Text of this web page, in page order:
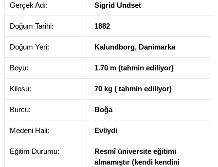
Gerçek Adı: Sigrid Undset
Doğum Tarihi: 1882
Doğum Yeri: Kalundborg, Danimarka
Boyu: 1.70 m (tahmin ediliyor)
Kilosu: 70 kg ( tahmin ediliyor)
Burcu: Boğa
Medeni Hali: Evliydi
Eğitim Durumu:
Resmî üniversite eğitimi
almamıştır (kendi kendini